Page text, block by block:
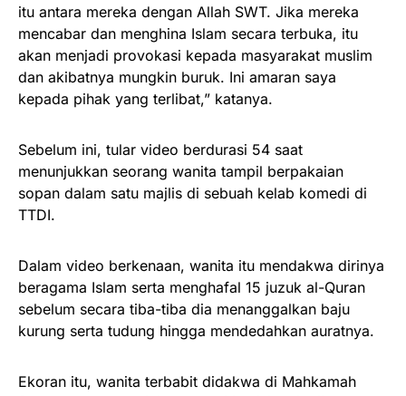
itu antara mereka dengan Allah SWT. Jika mereka
mencabar dan menghina Islam secara terbuka, itu
akan menjadi provokasi kepada masyarakat muslim
dan akibatnya mungkin buruk. Ini amaran saya
kepada pihak yang terlibat,” katanya.
Sebelum ini, tular video berdurasi 54 saat
menunjukkan seorang wanita tampil berpakaian
sopan dalam satu majlis di sebuah kelab komedi di
TTDI.
Dalam video berkenaan, wanita itu mendakwa dirinya
beragama Islam serta menghafal 15 juzuk al-Quran
sebelum secara tiba-tiba dia menanggalkan baju
kurung serta tudung hingga mendedahkan auratnya.
Ekoran itu, wanita terbabit didakwa di Mahkamah